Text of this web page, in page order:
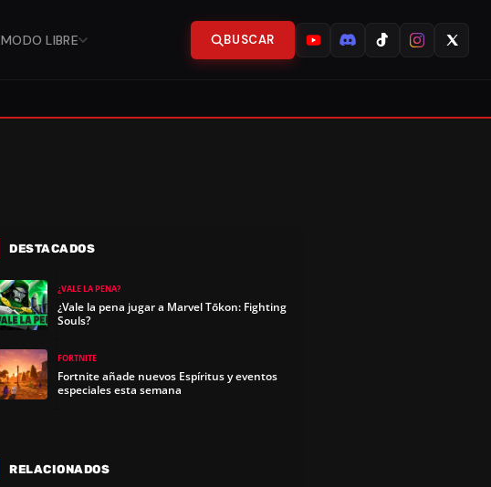
MODO LIBRE BUSCAR
DESTACADOS
¿VALE LA PENA?
¿Vale la pena jugar a Marvel Tōkon: Fighting
Souls?
FORTNITE
Fortnite añade nuevos Espíritus y eventos
especiales esta semana
RELACIONADOS